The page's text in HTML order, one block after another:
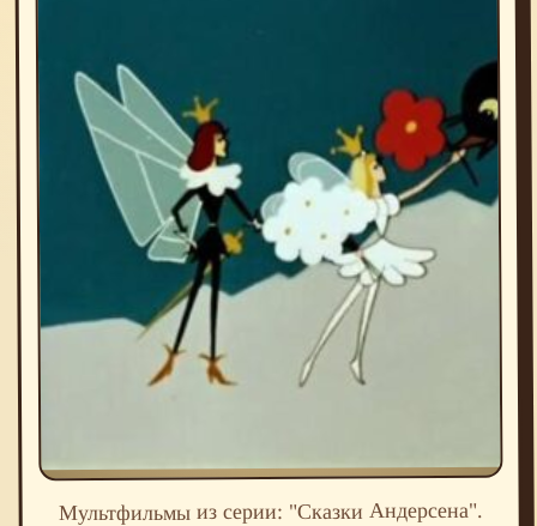
Мультфильмы из серии: "Сказки Андерсена".